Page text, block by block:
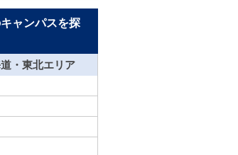
ャンパスを探
・東北エリア